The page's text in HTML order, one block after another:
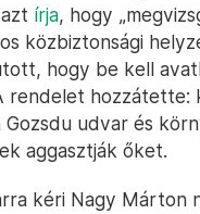
írja, hogy
közbiztonsági
hogy be kell
rendelet hozzátette:
udvar és
aggasztják őket.
kéri Nagy Márton